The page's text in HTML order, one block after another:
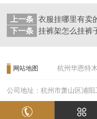
上一条
下一条
网站地图 杭州华恩特
公司地址：杭州市萧山区浦